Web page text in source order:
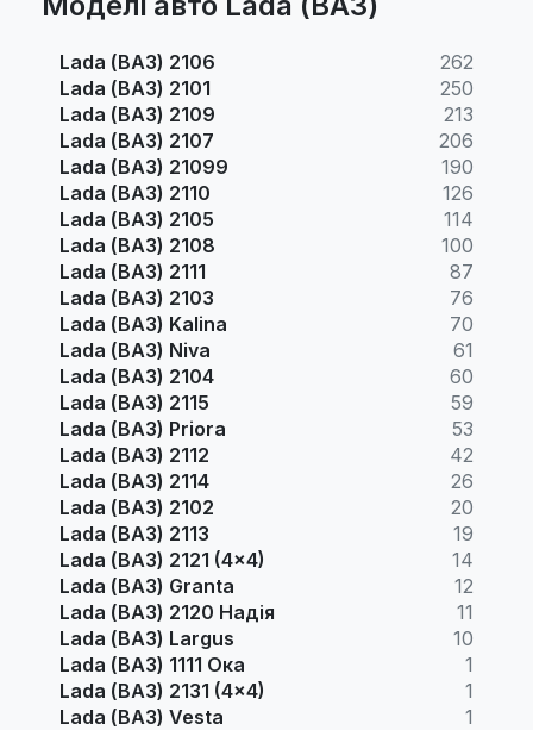
Lada (ВАЗ) 2106
262
Lada (ВАЗ) 2101
250
Lada (ВАЗ) 2109
213
Lada (ВАЗ) 2107
206
Lada (ВАЗ) 21099
190
Lada (ВАЗ) 2110
126
Lada (ВАЗ) 2105
114
Lada (ВАЗ) 2108
100
Lada (ВАЗ) 2111
87
Lada (ВАЗ) 2103
76
Lada (ВАЗ) Kalina
70
Lada (ВАЗ) Niva
61
Lada (ВАЗ) 2104
60
Lada (ВАЗ) 2115
59
Lada (ВАЗ) Priora
53
Lada (ВАЗ) 2112
42
Lada (ВАЗ) 2114
26
Lada (ВАЗ) 2102
20
Lada (ВАЗ) 2113
19
Lada (ВАЗ) 2121 (4x4)
14
Lada (ВАЗ) Granta
12
Lada (ВАЗ) 2120 Надія
11
Lada (ВАЗ) Largus
10
Lada (ВАЗ) 1111 Ока
1
Lada (ВАЗ) 2131 (4x4)
1
Lada (ВАЗ) Vesta
1